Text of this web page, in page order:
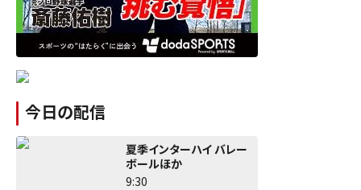
今日の配信
夏季インターハイ バレー
ボールほか
9:30